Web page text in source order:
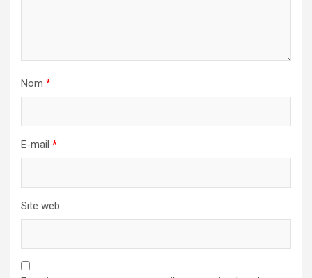
Nom *
E-mail *
Site web